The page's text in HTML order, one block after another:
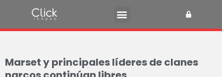
Marset y principales líderes de clanes